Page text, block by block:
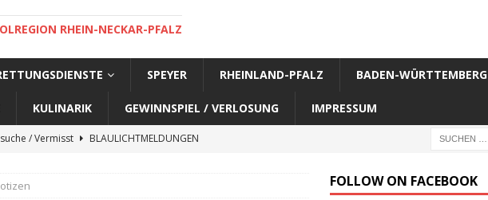
RHEIN-NECKAR-PFALZ
SPEYER RHEINLAND-PFALZ BADEN-WÜRTTEMBERG
KULINARIK GEWINNSPIEL / VERLOSUNG IMPRESSUM
/ Vermisst
BLAULICHTMELDUNGEN
/ Vermisst
FOLLOW ON FACEBOOK